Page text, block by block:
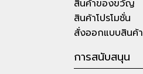
สินค้าของขวัญ
สินค้าโปรโมชั่น
สั่งออกแบบสินค้า
การสนับสนุน